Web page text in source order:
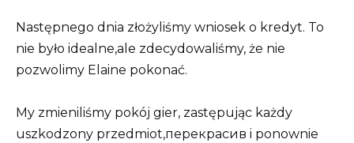
Następnego dnia złożyliśmy wniosek o kredyt. To
nie było idealne,ale zdecydowaliśmy, że nie
pozwolimy Elaine pokonać.
My zmieniliśmy pokój gier, zastępując każdy
uszkodzony przedmiot,перекрасив i ponownie